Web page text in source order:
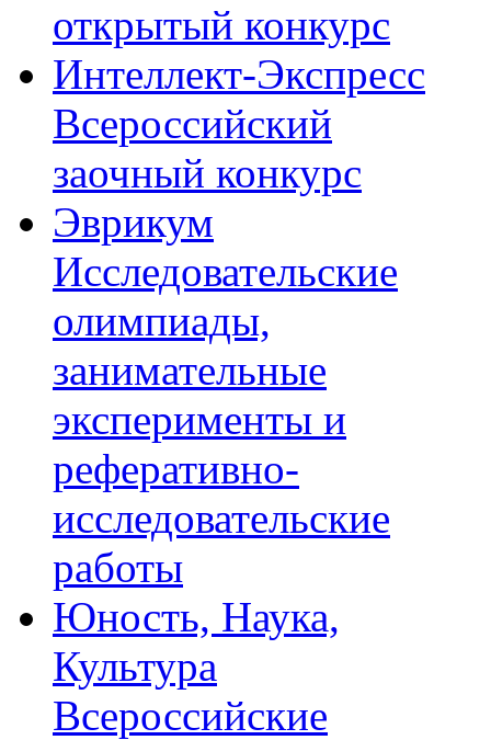
открытый конкурс
Интеллект-Экспресс
Всероссийский
заочный конкурс
Эврикум
Исследовательские
олимпиады,
занимательные
эксперименты и
реферативно-
исследовательские
работы
Юность, Наука,
Культура
Всероссийские